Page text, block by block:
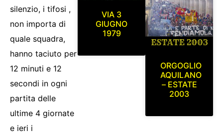
silenzio, i tifosi ,
non importa di
quale squadra,
hanno taciuto per
12 minuti e 12
secondi in ogni
partita delle
ultime 4 giornate
e ieri i
VIA 3
GIUGNO
1979
ORGOGLIO
AQUILANO
– ESTATE
2003